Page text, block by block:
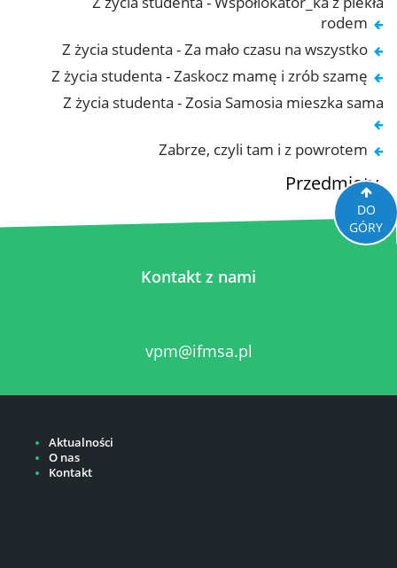
rodem
Z życia studenta - Za mało czasu na wszystko
Z życia studenta - Zaskocz mamę i zrób szamę
Z życia studenta - Zosia Samosia mieszka sama
Zabrze, czyli tam i z powrotem
Przedmioty
Kontakt z nami
vpm@ifmsa.pl
DO
GÓRY
Aktualności
O nas
Kontakt